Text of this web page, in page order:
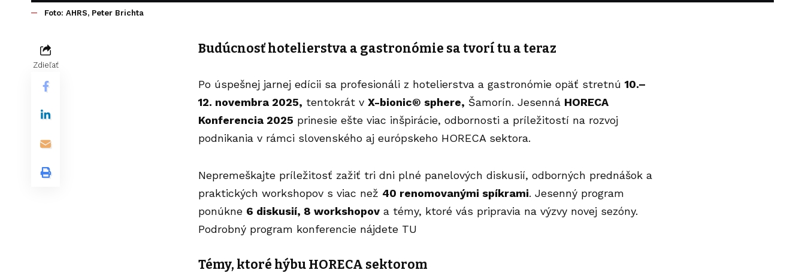
Foto: AHRS, Peter Brichta
Zdieľať
Budúcnosť hotelierstva a gastronómie sa tvorí tu a teraz
Po úspešnej jarnej edícii sa profesionáli z hotelierstva a gastronómie opäť stretnú 10.–
12. novembra 2025, tentokrát v X-bionic® sphere, Šamorín. Jesenná HORECA
Konferencia 2025 prinesie ešte viac inšpirácie, odbornosti a príležitostí na rozvoj
podnikania v rámci slovenského aj európskeho HORECA sektora.
Nepremeškajte príležitosť zažiť tri dni plné panelových diskusií, odborných prednášok a
praktických workshopov s viac než 40 renomovanými spíkrami. Jesenný program
ponúkne 6 diskusií, 8 workshopov a témy, ktoré vás pripravia na výzvy novej sezóny.
Podrobný program konferencie nájdete TU
Témy, ktoré hýbu HORECA sektorom